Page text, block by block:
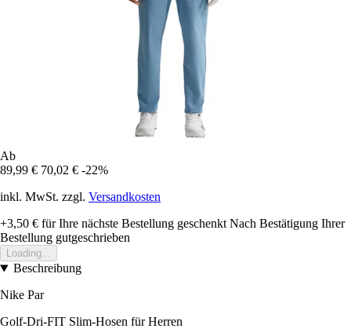
Ab
89,99 € 70,02 € -22%
inkl. MwSt. zzgl. Versandkosten
+3,50 € für Ihre nächste Bestellung geschenkt Nach Bestätigung Ihrer
Bestellung gutgeschrieben
Loading...
Beschreibung
Nike Par
Golf-Dri-FIT Slim-Hosen für Herren